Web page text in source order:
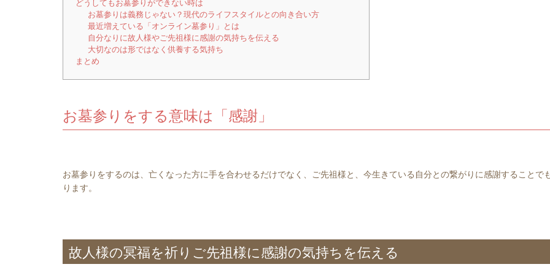
どうしてもお墓参りができない時は
お墓参りは義務じゃない？現代のライフスタイルとの向き合い方
最近増えている「オンライン墓参り」とは
自分なりに故人様やご先祖様に感謝の気持ちを伝える
大切なのは形ではなく供養する気持ち
まとめ
お墓参りをする意味は「感謝」
お墓参りをするのは、亡くなった方に手を合わせるだけでなく、ご先祖様と、今生きている自分との繋がりに感謝することで
ります。
故人様の冥福を祈りご先祖様に感謝の気持ちを伝える